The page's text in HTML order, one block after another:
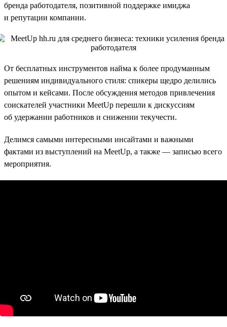
бренда работодателя, позитивной поддержке имиджа
и репутации компании.
От бесплатных инструментов найма к более продуманным
решениям индивидуального стиля: спикеры щедро делились
опытом и кейсами. После обсуждения методов привлечения
соискателей участники MeetUp перешли к дискуссиям
об удержании работников и снижении текучести.
Делимся самыми интересными инсайтами и важными
фактами из выступлений на MeetUp, а также — записью всего
мероприятия.